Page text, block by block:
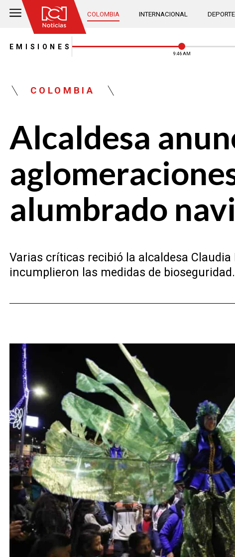
COLOMBIA INTERNACIONAL
EMISIONES
9:46 AM
COLOMBIA
Alcaldesa
alumbrado
Varias críticas recibió la alcaldesa
incumplieron las medidas de bioseguridad.